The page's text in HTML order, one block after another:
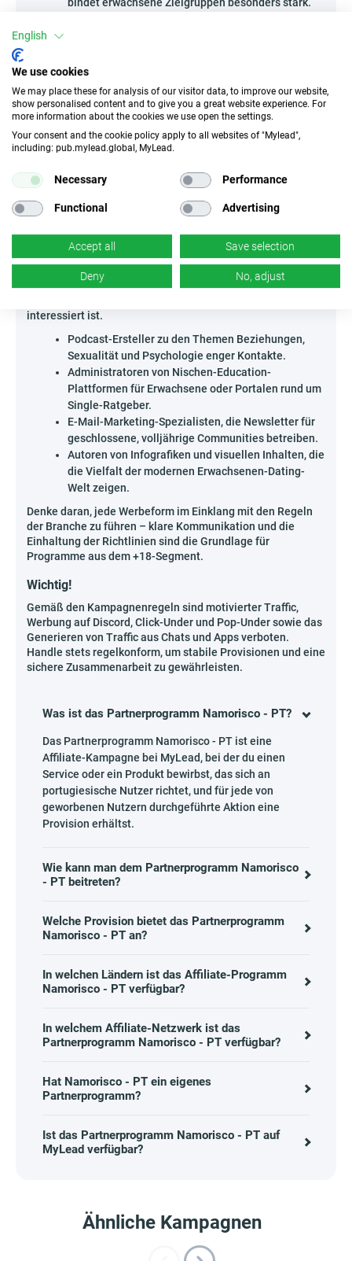
Dating aus, um leichter Vertrauen und Interesse
aufzubauen.
Erarbeite Vergleiche von Dating-Plattformen für
Erwachsene und hebe dabei die einzigartigen
Merkmale der Kampagne klar hervor – so leitest du
den Traffic ganz natürlich auf deine Affiliate-Links.
Setze auf Kreativität, experimentiere mit Storytelling und
präsentiere Namorisco - PT so, dass der Nutzer Lust auf
mehr bekommt – das ist das Erfolgsrezept in dieser
Branche!
Wer kann Namorisco - PT bewerben?
Die Kampagne Namorisco - PT eignet sich ideal für
Personen, die Erwachsene gezielt ansprechen und effektiv
interessiert ist.
Podcast-Ersteller zu den Themen Beziehungen,
Sexualität und Psychologie enger Kontakte.
Administratoren von Nischen-Education-
Plattformen für Erwachsene oder Portalen rund um
Single-Ratgeber.
E-Mail-Marketing-Spezialisten, die Newsletter für
geschlossene, volljährige Communities betreiben.
Autoren von Infografiken und visuellen Inhalten, die
die Vielfalt der modernen Erwachsenen-Dating-
Welt zeigen.
Denke daran, jede Werbeform im Einklang mit den Regeln
der Branche zu führen – klare Kommunikation und die
Einhaltung der Richtlinien sind die Grundlage für
Programme aus dem +18-Segment.
Wichtig!
Gemäß den Kampagnenregeln sind motivierter Traffic,
Werbung auf Discord, Click-Under und Pop-Under sowie das
Generieren von Traffic aus Chats und Apps verboten.
Handle stets regelkonform, um stabile Provisionen und eine
sichere Zusammenarbeit zu gewährleisten.
Was ist das Partnerprogramm Namorisco - PT?
Das Partnerprogramm Namorisco - PT ist eine
Affiliate-Kampagne bei MyLead, bei der du einen
Service oder ein Produkt bewirbst, das sich an
portugiesische Nutzer richtet, und für jede von
geworbenen Nutzern durchgeführte Aktion eine
Provision erhältst.
Wie kann man dem Partnerprogramm Namorisco
- PT beitreten?
Welche Provision bietet das Partnerprogramm
Namorisco - PT an?
In welchen Ländern ist das Affiliate-Programm
Namorisco - PT verfügbar?
In welchem Affiliate-Netzwerk ist das
Partnerprogramm Namorisco - PT verfügbar?
Hat Namorisco - PT ein eigenes
Partnerprogramm?
Ist das Partnerprogramm Namorisco - PT auf
MyLead verfügbar?
Ähnliche Kampagnen
English
We use cookies
We may place these for analysis of our visitor data, to improve our website,
show personalised content and to give you a great website experience. For
more information about the cookies we use open the settings.
Your consent and the cookie policy apply to all websites of "Mylead",
including: pub.mylead.global, MyLead.
Necessary Performance
Functional Advertising
Accept all Save selection
Deny No, adjust